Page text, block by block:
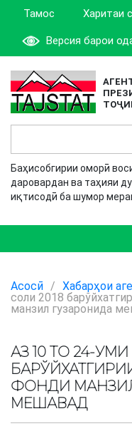
Тамос Харитаи
Версия барои
Баҳисобгирии оморӣ
даровардан ва таҳияи
иқтисодӣ ба шумор
Асосӣ / Хабарҳои
соли 2018
манзил гузаронида
АЗ 10 ТО 24-
ФОНДИ
МЕШАВАД